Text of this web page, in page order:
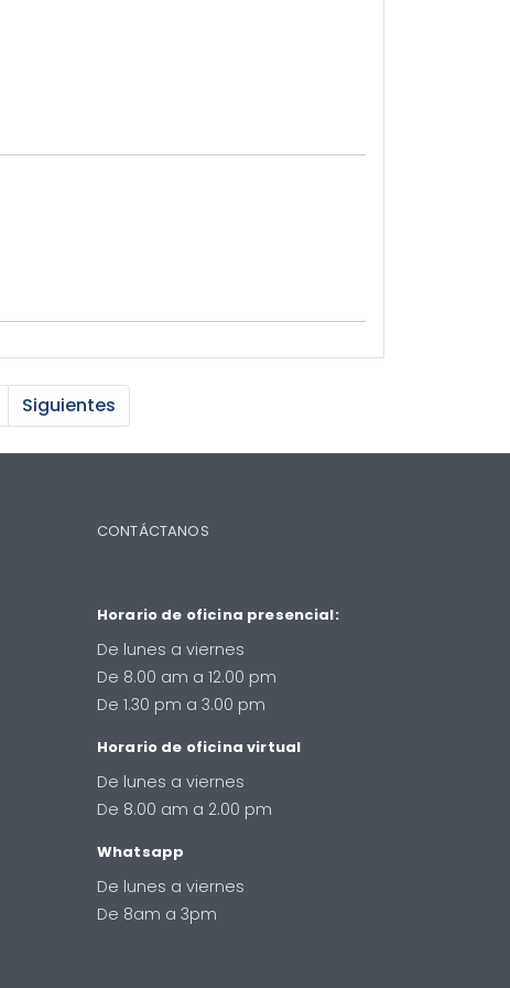
Siguientes
CONTÁCTANOS
Horario de oficina presencial:
De lunes a viernes
De 8.00 am a 12.00 pm
De 1.30 pm a 3.00 pm
Horario de oficina virtual
De lunes a viernes
De 8.00 am a 2.00 pm
Whatsapp
De lunes a viernes
De 8am a 3pm